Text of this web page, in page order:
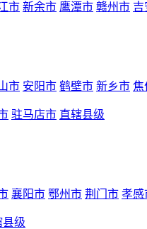
市 新余市 鹰潭市 赣州市 吉
市 安阳市 鹤壁市 新乡市 焦
驻马店市 直辖县级
襄阳市 鄂州市 荆门市 孝感
县级